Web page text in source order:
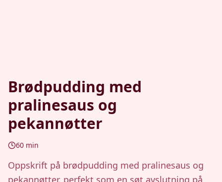
Brødpudding med
pralinesaus og
pekannøtter
60 min
Oppskrift på brødpudding med pralinesaus og
pekannøtter, perfekt som en søt avslutning på